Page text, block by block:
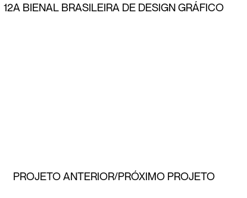
12A BIENAL BRASILEIRA DE DESIGN GRÁFICO
PROJETO ANTERIOR PRÓXIMO PROJETO